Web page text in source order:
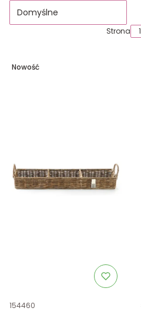
Domyślne
Strona
Nowość
Kod produktu
154460